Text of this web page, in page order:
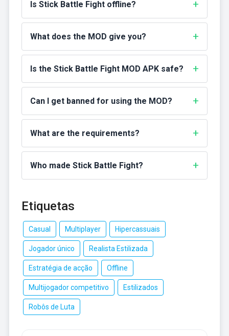
Is Stick Battle Fight offline?
What does the MOD give you?
Is the Stick Battle Fight MOD APK safe?
Can I get banned for using the MOD?
What are the requirements?
Who made Stick Battle Fight?
Etiquetas
Casual Multiplayer Hipercassuais
Jogador único Realista Estilizada
Estratégia de acção Offline
Multijogador competitivo Estilizados
Robôs de Luta